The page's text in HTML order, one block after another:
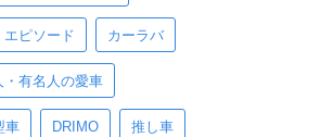
エピソード カーラバ
・有名人の愛車
車 DRIMO 推し車